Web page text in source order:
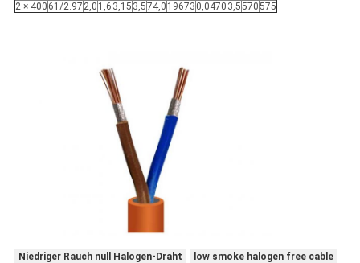
2 × 400 61/2.97 2,0 1,6 3,15 3,574,0 19673 0,0470 3,5570575
Niedriger Rauch null Halogen-Draht
low smoke halogen free cable